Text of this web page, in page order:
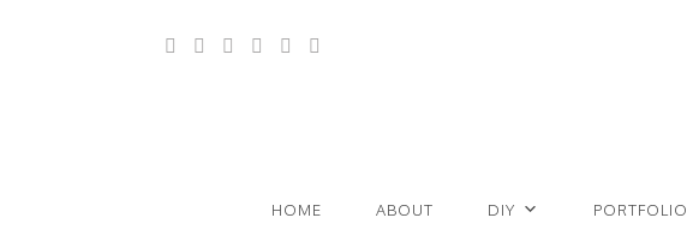
HOME ABOUT DIY PORTFOLIO